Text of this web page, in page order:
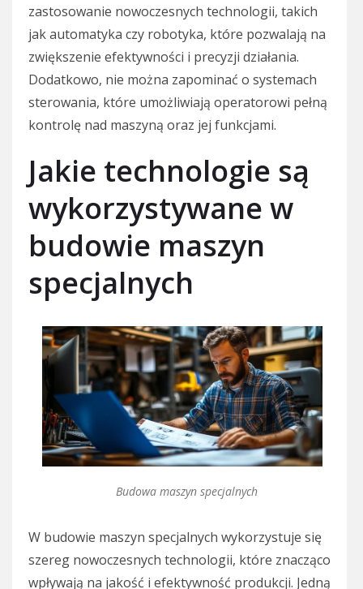
zastosowanie nowoczesnych technologii, takich
jak automatyka czy robotyka, które pozwalają na
zwiększenie efektywności i precyzji działania.
Dodatkowo, nie można zapominać o systemach
sterowania, które umożliwiają operatorowi pełną
kontrolę nad maszyną oraz jej funkcjami.
Jakie technologie są
wykorzystywane w
budowie maszyn
specjalnych
Budowa maszyn specjalnych
W budowie maszyn specjalnych wykorzystuje się
szereg nowoczesnych technologii, które znacząco
wpływają na jakość i efektywność produkcji. Jedną